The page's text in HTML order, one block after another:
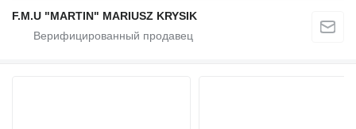
F.M.U "MARTIN" MARIUSZ KRYSIK